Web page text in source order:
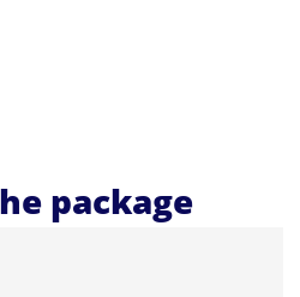
package